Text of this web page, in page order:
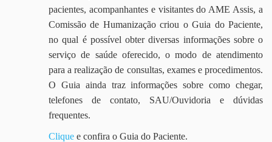
pacientes, acompanhantes e visitantes do AME Assis, a
Comissão de Humanização criou o Guia do Paciente,
no qual é possível obter diversas informações sobre o
serviço de saúde oferecido, o modo de atendimento
para a realização de consultas, exames e procedimentos.
O Guia ainda traz informações sobre como chegar,
telefones de contato, SAU/Ouvidoria e dúvidas
frequentes.
Clique e confira o Guia do Paciente.